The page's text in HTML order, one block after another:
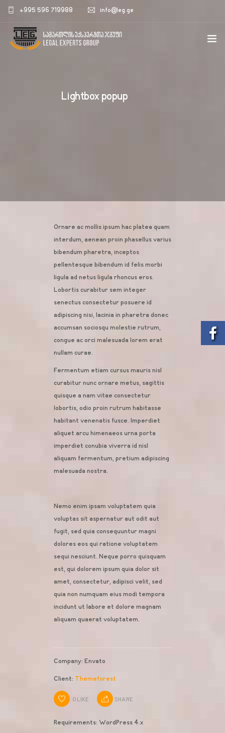
+995 596 719988 info@leg.ge
ᲩᲕᲔᲜ ᲨᲔᲡᲐᲮᲔᲑLightbox popup
Ornare ac mollis ipsum hac platea quam
interdum, aenean proin phasellus varius
bibendum pharetra, inceptos
pellentesque bibendum id felis morbi
ligula ad netus ligula rhoncus eros.
Lobortis curabitur sem integer
senectus consectetur posuere id
adipiscing nisi, lacinia in pharetra donec
accumsan sociosqu molestie rutrum,
congue ac orci malesuada lorem erat
nullam curae.
Fermentum etiam cursus mauris nisl
curabitur nunc ornare metus, sagittis
quisque a nam vitae consectetur
lobortis, odio proin rutrum habitasse
habitant venenatis fusce. Imperdiet
aliquet arcu himenaeos urna porta
imperdiet conubia viverra id nisl
aliquam fermentum, pretium adipiscing
malesuada nostra.
Nemo enim ipsam voluptatem quia
voluptas sit aspernatur aut odit aut
fugit, sed quia consequuntur magni
dolores eos qui ratione voluptatem
sequi nesciunt. Neque porro quisquam
est, qui dolorem ipsum quia dolor sit
amet, consectetur, adipisci velit, sed
quia non numquam eius modi tempora
incidunt ut labore et dolore magnam
aliquam quaerat voluptatem.
Company: Envato
Client: Themeforest
0LIKE SHARE
Requirements: WordPress 4.x